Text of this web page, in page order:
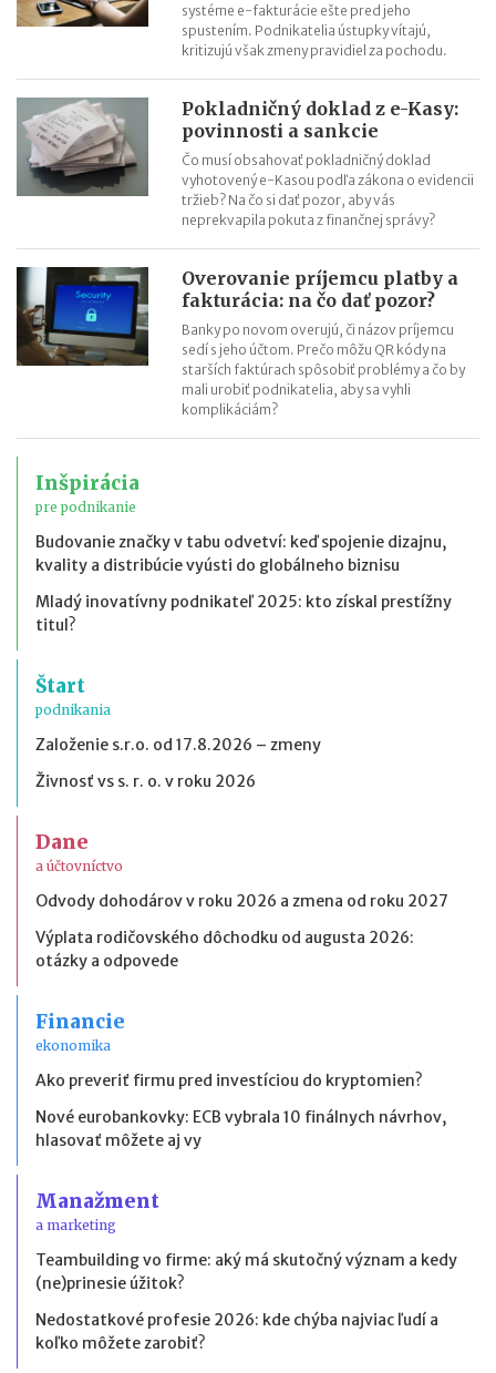
systéme e-fakturácie ešte pred jeho
spustením. Podnikatelia ústupky vítajú,
kritizujú však zmeny pravidiel za pochodu.
Pokladničný doklad z e-Kasy:
povinnosti a sankcie
Čo musí obsahovať pokladničný doklad
vyhotovený e-Kasou podľa zákona o evidencii
tržieb? Na čo si dať pozor, aby vás
neprekvapila pokuta z finančnej správy?
Overovanie príjemcu platby a
fakturácia: na čo dať pozor?
Banky po novom overujú, či názov príjemcu
sedí s jeho účtom. Prečo môžu QR kódy na
starších faktúrach spôsobiť problémy a čo by
mali urobiť podnikatelia, aby sa vyhli
komplikáciám?
Inšpirácia
pre podnikanie
Budovanie značky v tabu odvetví: keď spojenie dizajnu,
kvality a distribúcie vyústi do globálneho biznisu
Mladý inovatívny podnikateľ 2025: kto získal prestížny
titul?
Štart
podnikania
Založenie s.r.o. od 17.8.2026 – zmeny
Živnosť vs s. r. o. v roku 2026
Dane
a účtovníctvo
Odvody dohodárov v roku 2026 a zmena od roku 2027
Výplata rodičovského dôchodku od augusta 2026:
otázky a odpovede
Financie
ekonomika
Ako preveriť firmu pred investíciou do kryptomien?
Nové eurobankovky: ECB vybrala 10 finálnych návrhov,
hlasovať môžete aj vy
Manažment
a marketing
Teambuilding vo firme: aký má skutočný význam a kedy
(ne)prinesie úžitok?
Nedostatkové profesie 2026: kde chýba najviac ľudí a
koľko môžete zarobiť?